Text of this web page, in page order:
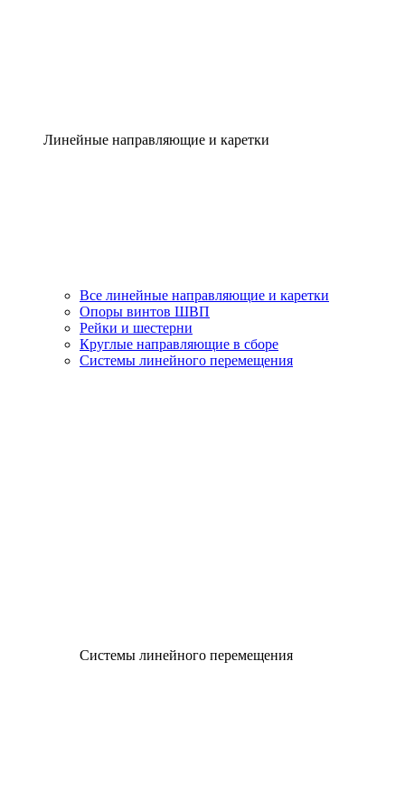
Линейные направляющие и каретки
Все линейные направляющие и каретки
Опоры винтов ШВП
Рейки и шестерни
Круглые направляющие в сборе
Системы линейного перемещения
Системы линейного перемещения